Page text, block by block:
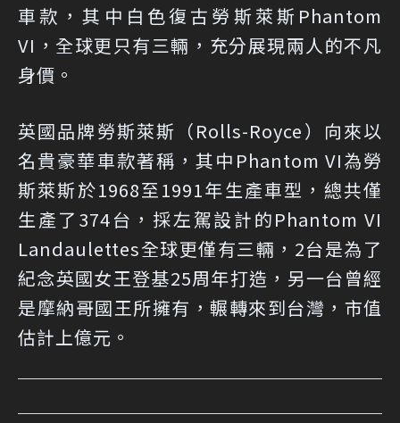
車款，其中白色復古勞斯萊斯Phantom
VI，全球更只有三輛，充分展現兩人的不凡
身價。
英國品牌勞斯萊斯（Rolls-Royce）向來以
名貴豪華車款著稱，其中Phantom VI為勞
斯萊斯於1968至1991年生產車型，總共僅
生產了374台，採左駕設計的Phantom VI
Landaulettes全球更僅有三輛，2台是為了
紀念英國女王登基25周年打造，另一台曾經
是摩納哥國王所擁有，輾轉來到台灣，市值
估計上億元。